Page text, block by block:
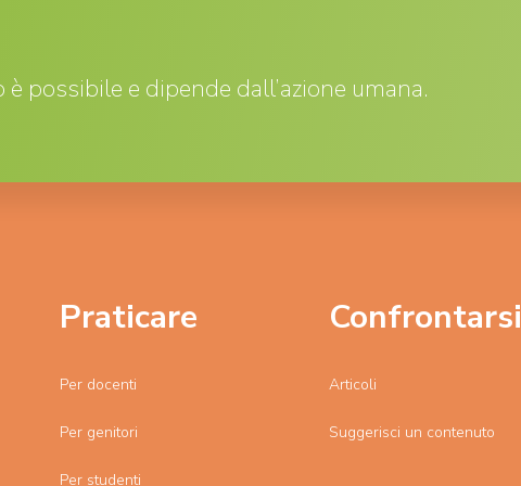
possibile e dipende dall’azione umana.
Praticare
Per docenti
Per genitori
Per studenti
Confrontarsi
Articoli
Suggerisci un contenuto